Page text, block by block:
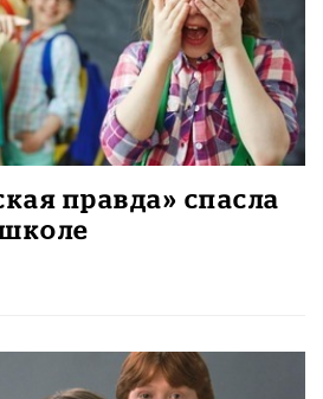
правда» спасла